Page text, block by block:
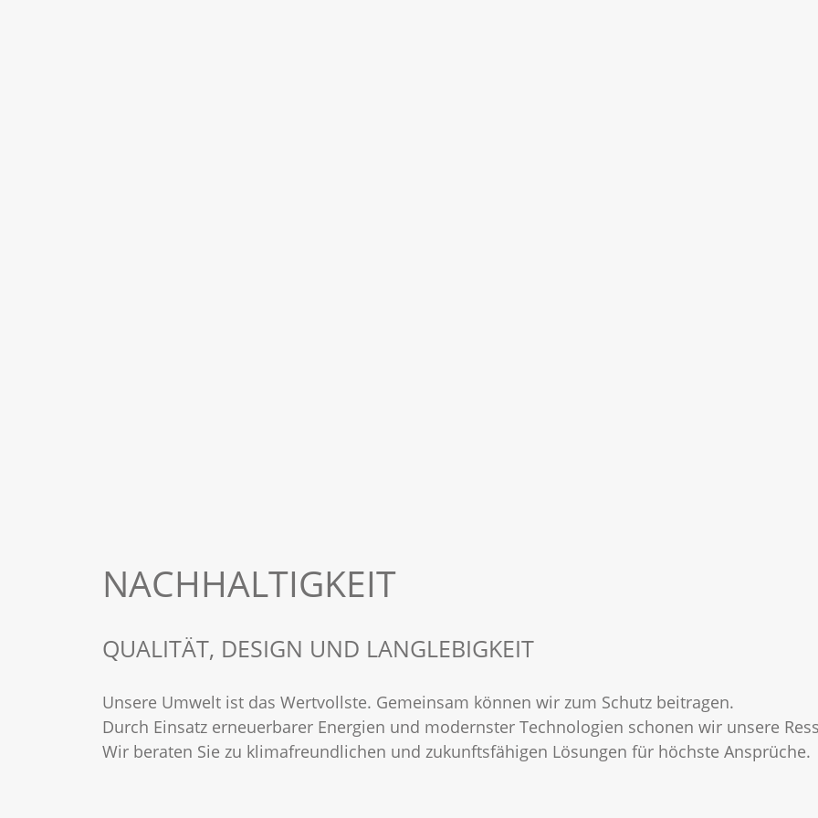
NACHHALTIGKEIT
QUALITÄT, DESIGN UND LANGLEBIGKEIT
Unsere Umwelt ist das Wertvollste. Gemeinsam können wir zum Schutz beitragen.
Durch Einsatz erneuerbarer Energien und modernster Technologien schonen wir unsere
Wir beraten Sie zu klimafreundlichen und zukunftsfähigen Lösungen für höchste Ansprüche.